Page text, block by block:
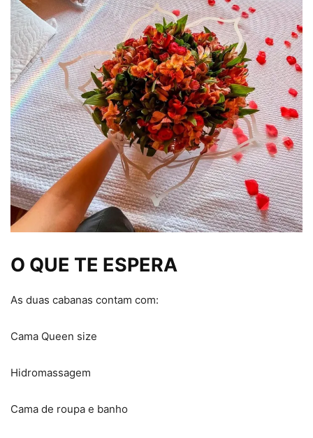
O QUE TE ESPERA
As duas cabanas contam com:
Cama Queen size
Hidromassagem
Cama de roupa e banho